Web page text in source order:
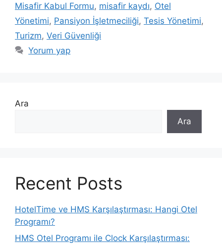
Misafir Kabul Formu, misafir kaydı, Otel
Yönetimi, Pansiyon İşletmeciliği, Tesis Yönetimi,
Turizm, Veri Güvenliği
Yorum yap
Ara
Ara
Recent Posts
HotelTime ve HMS Karşılaştırması: Hangi Otel
Programı?
HMS Otel Programı ile Clock Karşılaştırması: